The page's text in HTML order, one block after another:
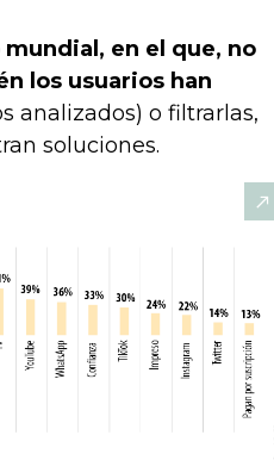
en el que, no
los usuarios han
analizados) o filtrarlas,
soluciones.